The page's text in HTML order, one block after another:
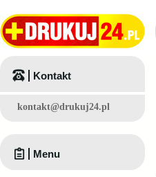
Kontakt
kontakt@drukuj24.pl
Menu